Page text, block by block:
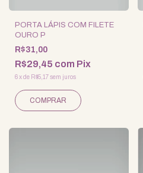
PORTA LÁPIS COM FILETE
OURO P
R$31,00
R$29,45 com Pix
6xde R$5,17sem juros